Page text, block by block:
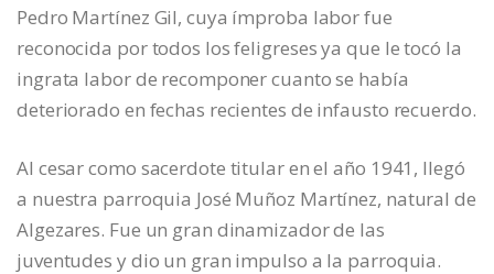
Pedro Martínez Gil, cuya ímproba labor fue
reconocida por todos los feligreses ya que le tocó la
ingrata labor de recomponer cuanto se había
deteriorado en fechas recientes de infausto recuerdo.
Al cesar como sacerdote titular en el año 1941, llegó
a nuestra parroquia José Muñoz Martínez, natural de
Algezares. Fue un gran dinamizador de las
juventudes y dio un gran impulso a la parroquia.